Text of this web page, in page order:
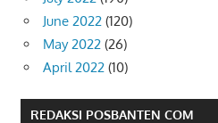
June 2022 (120)
May 2022 (26)
April 2022 (10)
REDAKSI POSBANTEN COM